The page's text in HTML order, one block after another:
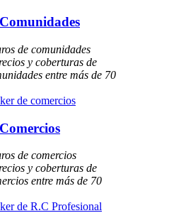
de comunidades
y coberturas de
entre más de 70
de comercios
y coberturas de
entre más de 70